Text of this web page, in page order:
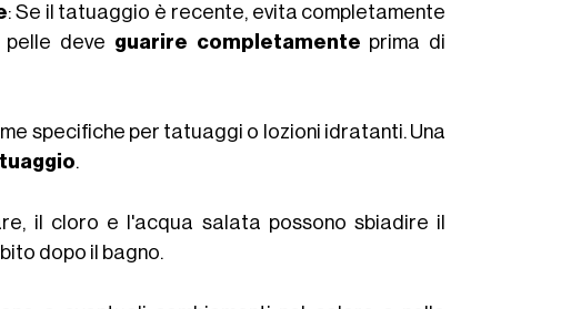
: Se il tatuaggio è recente, evita completamente
pelle deve guarire completamente prima di
specifiche per tatuaggi o lozioni idratanti. Una
.
il cloro e l'acqua salata possono sbiadire il
dopo il bagno.